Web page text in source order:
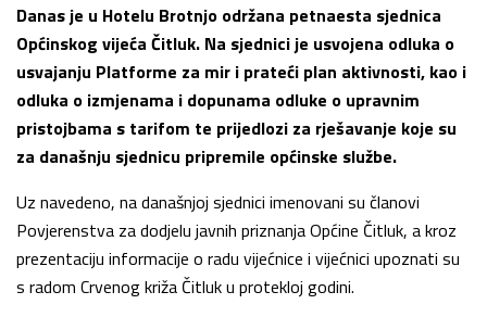
Danas je u Hotelu Brotnjo održana petnaesta sjednica
Općinskog vijeća Čitluk. Na sjednici je usvojena odluka o
usvajanju Platforme za mir i prateći plan aktivnosti, kao i
odluka o izmjenama i dopunama odluke o upravnim
pristojbama s tarifom te prijedlozi za rješavanje koje su
za današnju sjednicu pripremile općinske službe.
Uz navedeno, na današnjoj sjednici imenovani su članovi
Povjerenstva za dodjelu javnih priznanja Općine Čitluk, a kroz
prezentaciju informacije o radu vijećnice i vijećnici upoznati su
s radom Crvenog križa Čitluk u protekloj godini.